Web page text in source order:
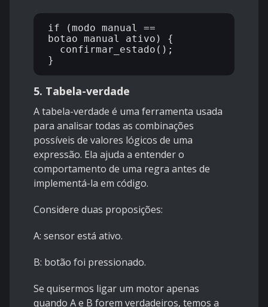
if (modo_manual ==
botao_manual_ativo) {
5. Tabela-verdade
A tabela-verdade é uma ferramenta usada
para analisar todas as combinações
possíveis de valores lógicos de uma
expressão. Ela ajuda a entender o
comportamento de uma regra antes de
implementá-la em código.
Considere duas proposições:
A: sensor está ativo.
B: botão foi pressionado.
Se quisermos ligar um motor apenas
quando A e B forem verdadeiros, temos a